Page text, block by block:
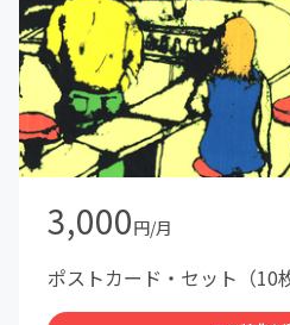
3,000円/月
ポストカード・セット（10